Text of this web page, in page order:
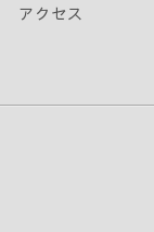
アクセス